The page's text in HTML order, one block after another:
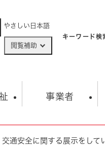
やさしい日本語
閲覧補助
キーワード検
子育て
康・生活 生涯
事業者
入札・契約情
観光スポット
市の概要
交通安全に関する展示をして